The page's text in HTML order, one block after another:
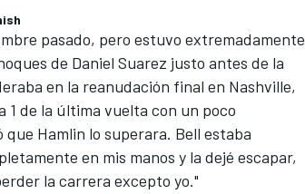
pasado, pero estuvo extremadamente
de Daniel Suarez justo antes de la
en la reanudación final en Nashville,
1 de la última vuelta con un poco
Hamlin lo superara. Bell estaba
en mis manos y la dejé escapar,
la carrera excepto yo."